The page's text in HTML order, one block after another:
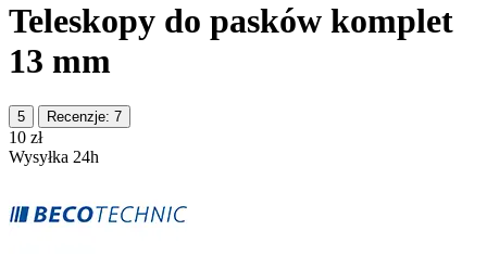
Teleskopy do pasków komplet
13 mm
5 Recenzje: 7
‍10‍ zł
Wysyłka 24h